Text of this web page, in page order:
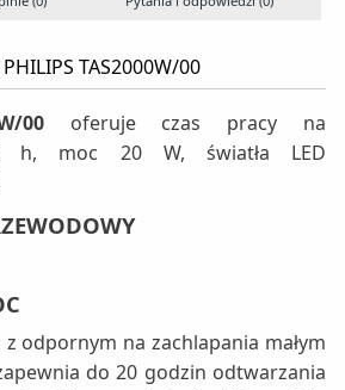
TAS2000W/00
00oferuje czas pracy na
h, moc 20 W, światła LED
odpornym na zachlapania małym
do 20 godzin odtwarzania